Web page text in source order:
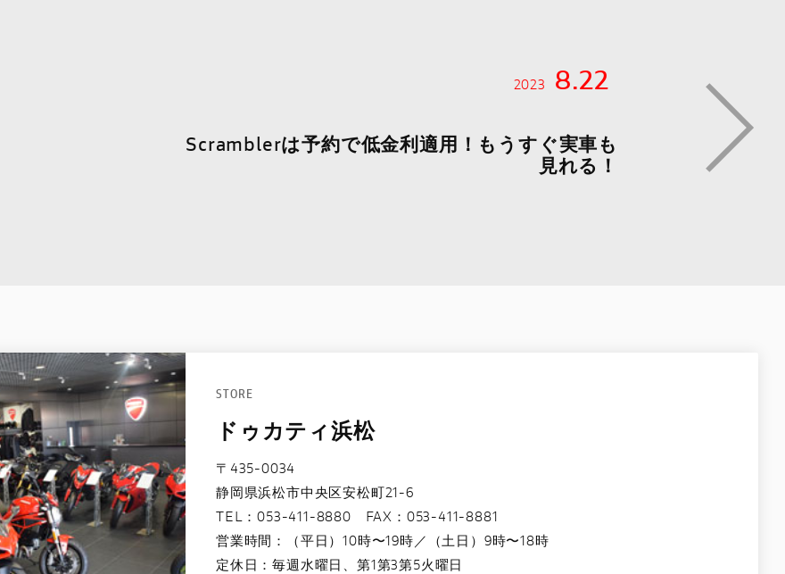
2023 8.22
Scramblerは予約で低金利適用！もうすぐ実車も
見れる！
STORE
ドゥカティ浜松
〒435-0034
静岡県浜松市中央区安松町21-6
TEL：053-411-8880 FAX：053-411-8881
営業時間：（平日）10時〜19時／（土日）9時〜18時
定休日：毎週水曜日、第1第3第5火曜日